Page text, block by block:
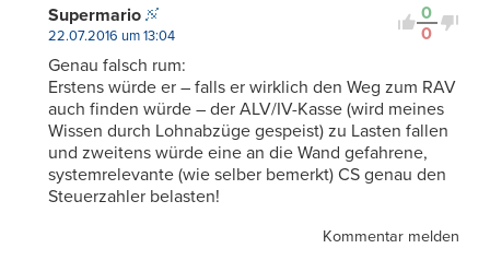
0
0
Supermario
22.07.2016 um 13:04
Genau falsch rum:
Erstens würde er – falls er wirklich den Weg zum RAV
auch finden würde – der ALV/IV-Kasse (wird meines
Wissen durch Lohnabzüge gespeist) zu Lasten fallen
und zweitens würde eine an die Wand gefahrene,
systemrelevante (wie selber bemerkt) CS genau den
Steuerzahler belasten!
Kommentar melden